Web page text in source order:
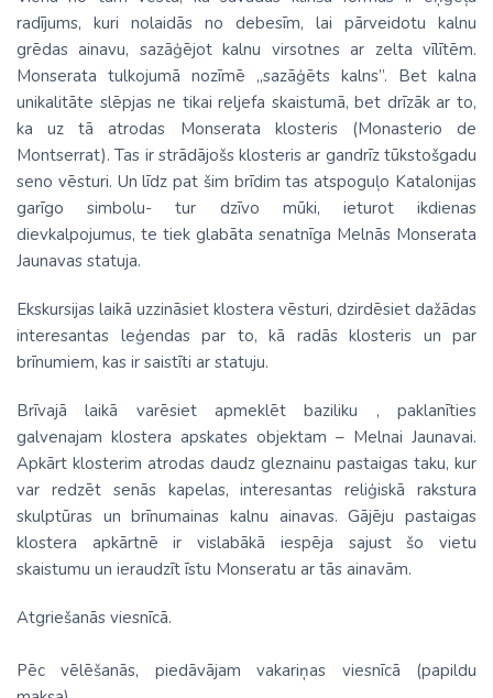
radījums, kuri nolaidās no debesīm, lai pārveidotu kalnu
grēdas ainavu, sazāģējot kalnu virsotnes ar zelta vīlītēm.
Monserata tulkojumā nozīmē „sazāģēts kalns”. Bet kalna
unikalitāte slēpjas ne tikai reljefa skaistumā, bet drīzāk ar to,
ka uz tā atrodas Monserata klosteris (Monasterio de
Montserrat). Tas ir strādājošs klosteris ar gandrīz tūkstošgadu
seno vēsturi. Un līdz pat šim brīdim tas atspoguļo Katalonijas
garīgo simbolu- tur dzīvo mūki, ieturot ikdienas
dievkalpojumus, te tiek glabāta senatnīga Melnās Monserata
Jaunavas statuja.
Ekskursijas laikā uzzināsiet klostera vēsturi, dzirdēsiet dažādas
interesantas leģendas par to, kā radās klosteris un par
brīnumiem, kas ir saistīti ar statuju.
Brīvajā laikā varēsiet apmeklēt baziliku , paklanīties
galvenajam klostera apskates objektam – Melnai Jaunavai.
Apkārt klosterim atrodas daudz gleznainu pastaigas taku, kur
var redzēt senās kapelas, interesantas reliģiskā rakstura
skulptūras un brīnumainas kalnu ainavas. Gājēju pastaigas
klostera apkārtnē ir vislabākā iespēja sajust šo vietu
skaistumu un ieraudzīt īstu Monseratu ar tās ainavām.
Atgriešanās viesnīcā.
Pēc vēlēšanās, piedāvājam vakariņas viesnīcā (papildu